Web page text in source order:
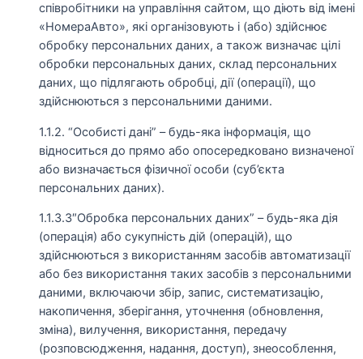
співробітники на управління сайтом, що діють від імені
«НомераАвто», які організовують і (або) здійснює
обробку персональних даних, а також визначає цілі
обробки персональных даних, склад персональних
даних, що підлягають обробці, дії (операції), що
здійснюються з персональними даними.
1.1.2. “Особисті дані” – будь-яка інформація, що
відноситься до прямо або опосередковано визначеної
або визначається фізичної особи (суб’єкта
персональних даних).
1.1.3.3″Обробка персональних даних” – будь-яка дія
(операція) або сукупність дій (операцій), що
здійснюються з використанням засобів автоматизації
або без використання таких засобів з персональними
даними, включаючи збір, запис, систематизацію,
накопичення, зберігання, уточнення (обновлення,
зміна), вилучення, використання, передачу
(розповсюдження, надання, доступ), знеособлення,